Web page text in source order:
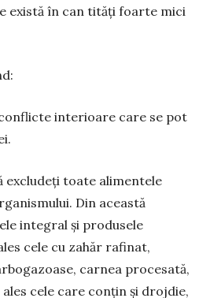
există în can­ tităţi foarte mici
interioare care se pot
excludeți toate alimentele
Din această
integral şi produsele
cele cu zahăr rafinat,
carnea procesată,
cele care conţin şi drojdie,